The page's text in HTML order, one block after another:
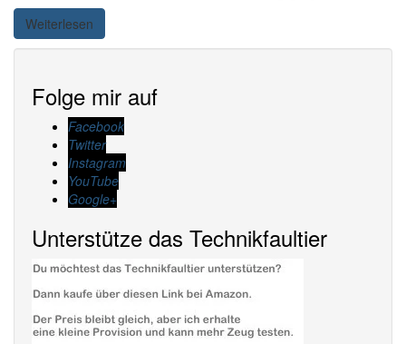
Weiterlesen
Folge mir auf
Facebook
Twitter
Instagram
YouTube
Google+
Unterstütze das Technikfaultier